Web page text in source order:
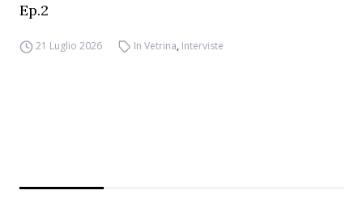
Ep.2
21 Luglio 2026 In Vetrina, Interviste